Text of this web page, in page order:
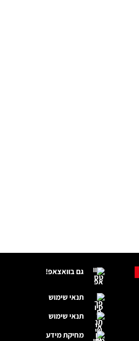
גם בוואצאפ!
תנאי שימוש
תנאי שימוש
מחיקת מידע